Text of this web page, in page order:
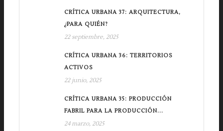
CRÍTICA URBANA 37: ARQUITECTURA,
¿PARA QUIÉN?
22 septiembre, 2025
CRÍTICA URBANA 36: TERRITORIOS
ACTIVOS
22 junio, 2025
CRÍTICA URBANA 35: PRODUCCIÓN
FABRIL PARA LA PRODUCCIÓN...
24 marzo, 2025